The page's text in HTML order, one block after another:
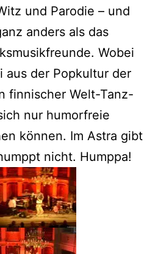
und Parodie – und
anders als das
Wobei
aus der Popkultur der
finnischer Welt-Tanz-
nur humorfreie
können. Im Astra gibt
nicht. Humppa!